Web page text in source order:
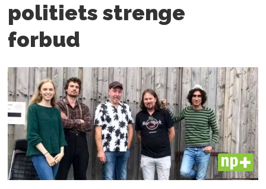
politiets strenge
forbud
PLUS